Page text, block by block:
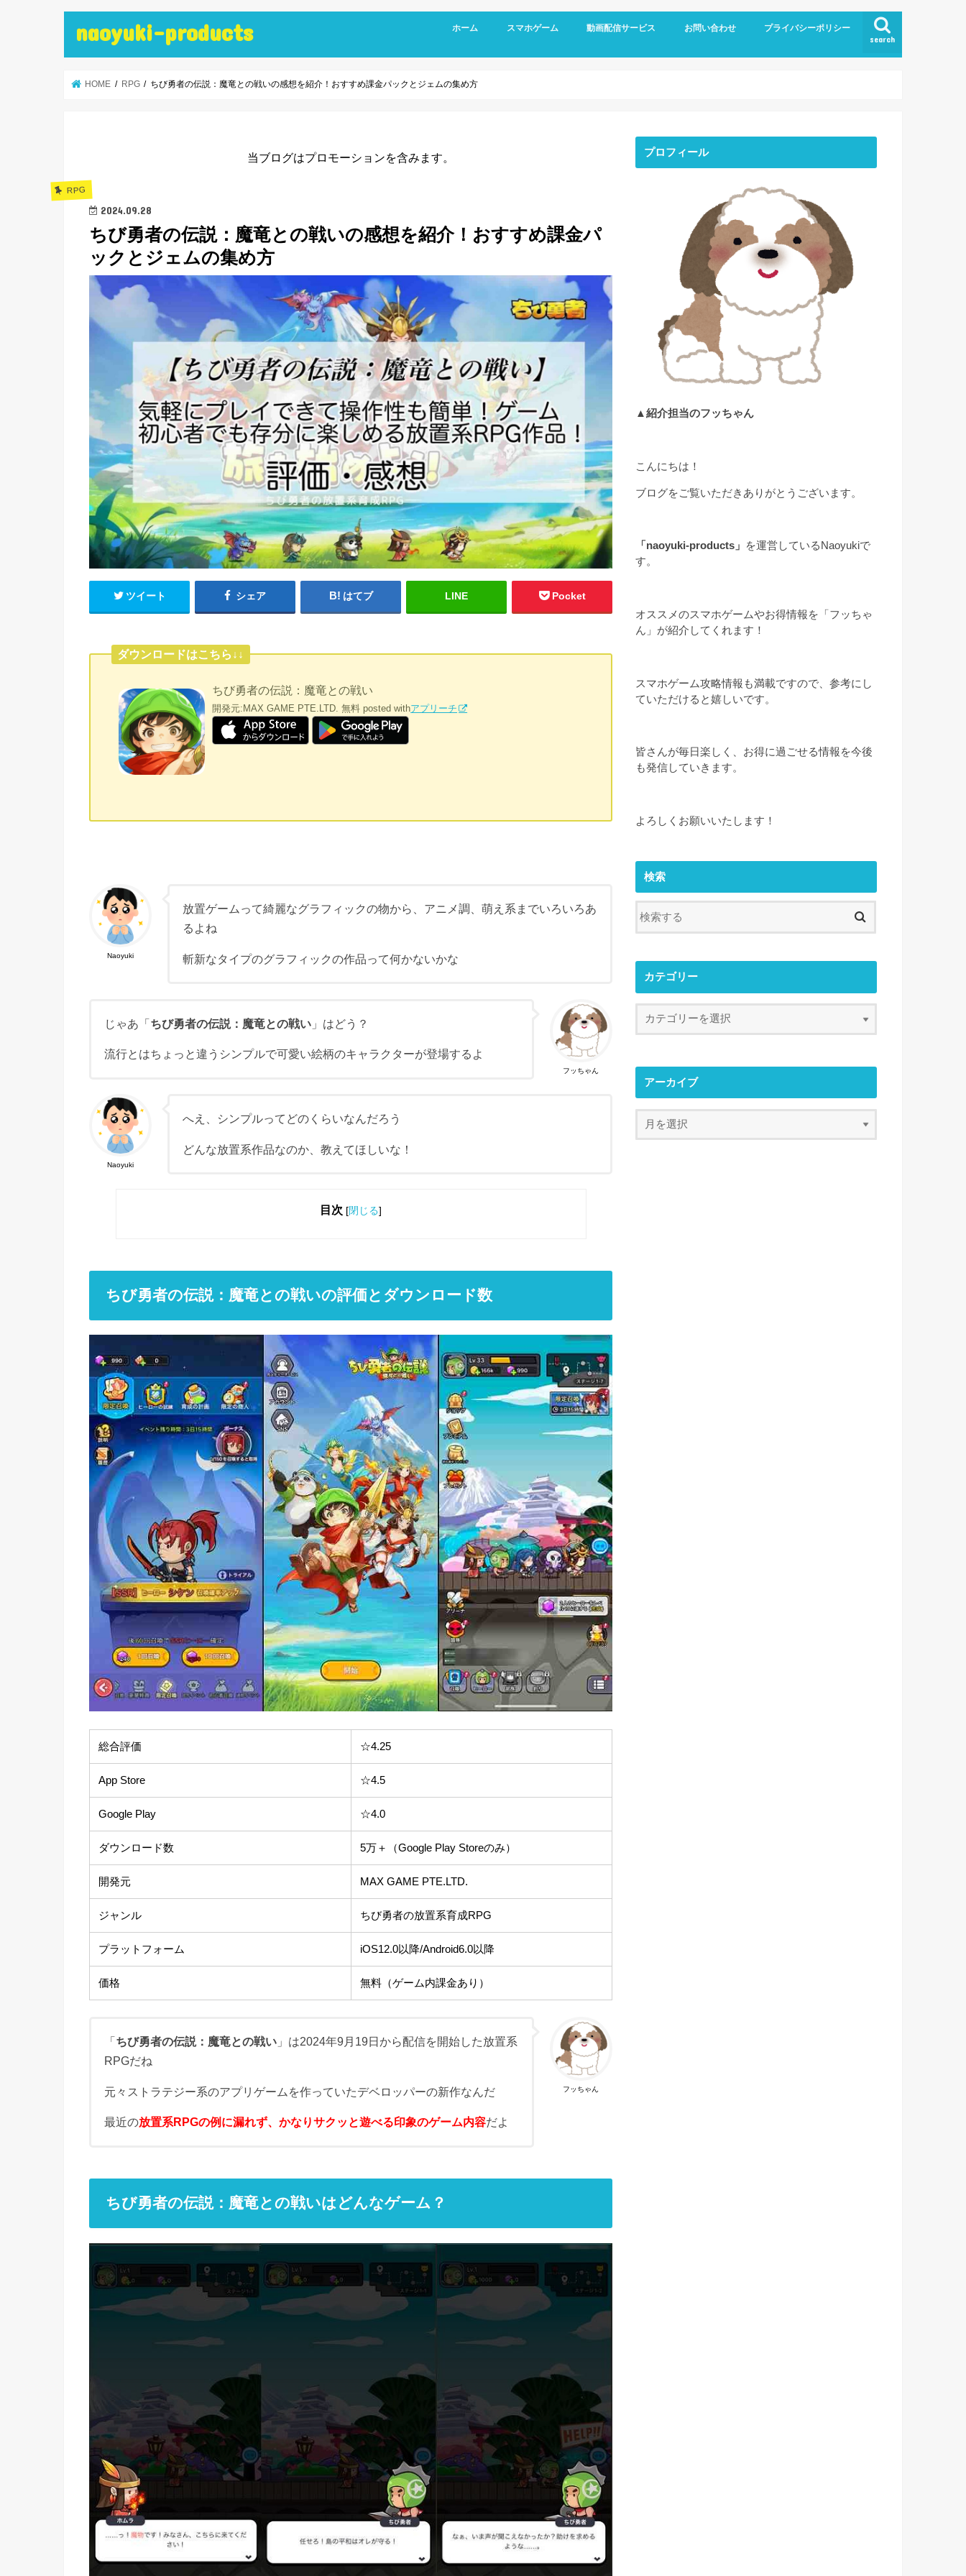
naoyuki-products search
ホーム スマホゲーム
RPG
アクション
シミュレーション
パズル
スポーツ
リズムゲーム
動画配信サービス お問い合わせ プライバシーポリシー
HOME RPG ちび勇者の伝説：魔竜との戦いの感想を紹介！おすすめ課金パックとジェムの集め方
当ブログはプロモーションを含みます。
RPG
2024.09.28
ちび勇者の伝説：魔竜との戦いの感想を紹介！おすすめ課金パ
ックとジェムの集め方
ツイート シェア はてブ LINE Pocket
ダウンロードはこちら↓↓
ちび勇者の伝説：魔竜との戦い
開発元: MAX GAME PTE.LTD. 無料 posted withアプリーチ
Naoyuki
放置ゲームって綺麗なグラフィックの物から、アニメ調、萌え系までいろいろあ
るよね
斬新なタイプのグラフィックの作品って何かないかな
フッちゃん
じゃあ「 ちび勇者の伝説：魔竜との戦い 」はどう？
流行とはちょっと違うシンプルで可愛い絵柄のキャラクターが登場するよ
Naoyuki
へえ、シンプルってどのくらいなんだろう
どんな放置系作品なのか、教えてほしいな！
目次 [閉じる]
ちび勇者の伝説：魔竜との戦いの評価とダウンロード数
総合評価 ☆4.25
App Store ☆4.5
Google Play ☆4.0
ダウンロード数 5万＋（Google Play Storeのみ）
開発元 MAX GAME PTE.LTD.
ジャンル ちび勇者の放置系育成RPG
プラットフォーム iOS12.0以降/Android6.0以降
価格 無料（ゲーム内課金あり）
フッちゃん
「 ちび勇者の伝説：魔竜との戦い 」は2024年9月19日から配信を開始した放置系
RPGだね
元々ストラテジー系のアプリゲームを作っていたデベロッパーの新作なんだ
最近の放置系RPGの例に漏れず、かなりサクッと遊べる印象のゲーム内容だよ
ちび勇者の伝説：魔竜との戦いはどんなゲーム？
プロフィール
▲紹介担当のフッちゃん
こんにちは！
ブログをご覧いただきありがとうございます。
「naoyuki-products」
を運営しているNaoyukiで
す。
オススメのスマホゲームやお得情報を「フッちゃ
ん」が紹介してくれます！
スマホゲーム攻略情報も満載ですので、参考にし
ていただけると嬉しいです。
皆さんが毎日楽しく、お得に過ごせる情報を今後
も発信していきます。
よろしくお願いいたします！
検索
カテゴリー
アーカイブ